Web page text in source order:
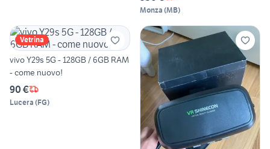
Monza (MB)
Vetrina
vivo Y29s 5G - 128GB / 6GB RAM
- come nuovo!
90 €
Lucera (FG)